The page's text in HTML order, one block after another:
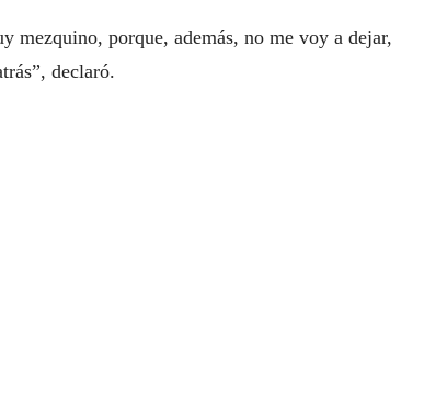
mezquino, porque, además, no me voy a dejar,
declaró.